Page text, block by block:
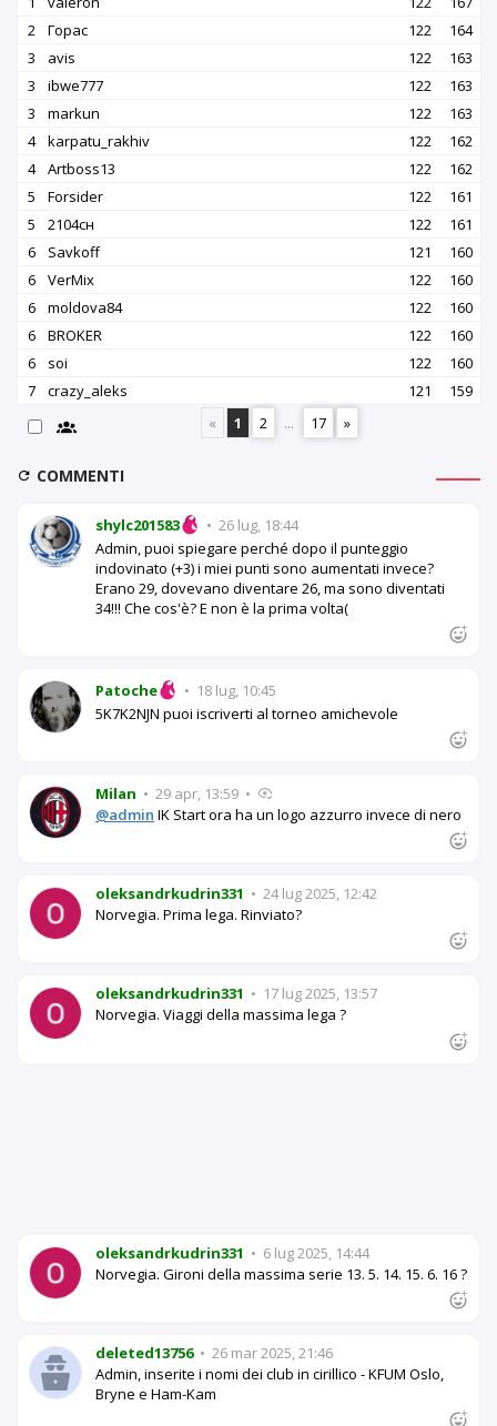
2
Горас 122
164
3
avis 122
163
3
ibwe777 122
163
3
markun 122
163
4
karpatu_rakhiv 122
162
4
Artboss13 122
162
5
Forsider 122
161
5
2104сн 122
161
6
Savkoff 121
160
6
VerMix 122
160
6
moldova84 122
160
6
BROKER 122
160
6
soi 122
160
7
crazy_aleks 121
159
«
1 2 ... 17 »
COMMENTI
shylc201583 • 26 lug, 18:44
Admin, puoi spiegare perché dopo il punteggio
indovinato (+3) i miei punti sono aumentati invece?
Erano 29, dovevano diventare 26, ma sono diventati
34!!! Che cos'è? E non è la prima volta(
Patoche • 18 lug, 10:45
5K7K2NJN puoi iscriverti al torneo amichevole
Milan • 29 apr, 13:59 •
@admin IK Start ora ha un logo azzurro invece di nero
oleksandrkudrin331 • 24 lug 2025, 12:42
Norvegia. Prima lega. Rinviato?
oleksandrkudrin331 • 17 lug 2025, 13:57
Norvegia. Viaggi della massima lega ?
oleksandrkudrin331 • 6 lug 2025, 14:44
Norvegia. Gironi della massima serie 13. 5. 14. 15. 6. 16 ?
deleted13756 • 26 mar 2025, 21:46
Admin, inserite i nomi dei club in cirillico - KFUM Oslo,
Bryne e Ham-Kam